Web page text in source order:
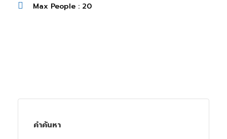
Max People : 20
คำค้นหา